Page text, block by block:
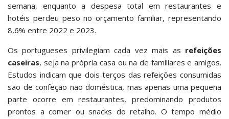
semana, enquanto a despesa total em restaurantes e
hotéis perdeu peso no orçamento familiar, representando
8,6% entre 2022 e 2023.
Os portugueses privilegiam cada vez mais as refeições
caseiras, seja na própria casa ou na de familiares e amigos.
Estudos indicam que dois terços das refeições consumidas
são de confeção não doméstica, mas apenas uma pequena
parte ocorre em restaurantes, predominando produtos
prontos a comer ou snacks do retalho. O tempo médio